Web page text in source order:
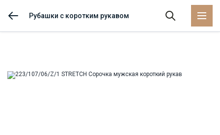
Рубашки с коротким рукавом